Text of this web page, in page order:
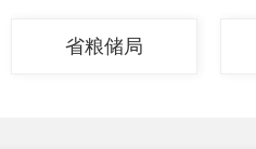
省粮储局